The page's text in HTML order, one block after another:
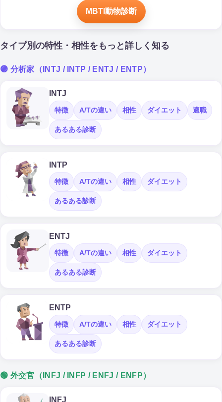
MBTI動物診断
タイプ別の特性・相性をもっと詳しく知る
🟣 分析家（INTJ / INTP / ENTJ / ENTP）
INTJ
特徴 A/Tの違い 相性 ダイエット 適職
あるある診断
INTP
特徴 A/Tの違い 相性 ダイエット
あるある診断
ENTJ
特徴 A/Tの違い 相性 ダイエット
あるある診断
ENTP
特徴 A/Tの違い 相性 ダイエット
あるある診断
🟢 外交官（INFJ / INFP / ENFJ / ENFP）
INFJ